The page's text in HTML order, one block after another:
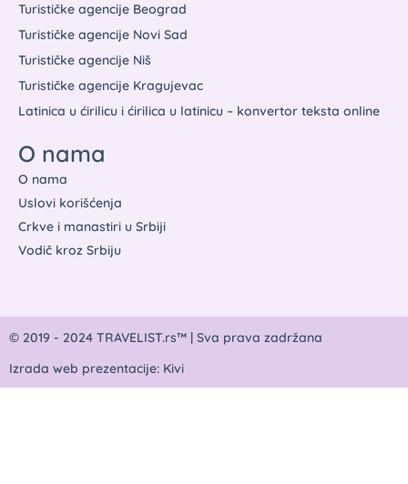
Turističke agencije Beograd
Turističke agencije Novi Sad
Turističke agencije Niš
Turističke agencije Kragujevac
Latinica u ćirilicu i ćirilica u latinicu – konvertor teksta online
O nama
O nama
Uslovi korišćenja
Crkve i manastiri u Srbiji
Vodič kroz Srbiju
© 2019 - 2024 TRAVELIST.rs™ | Sva prava zadržana
Izrada web prezentacije: Kivi